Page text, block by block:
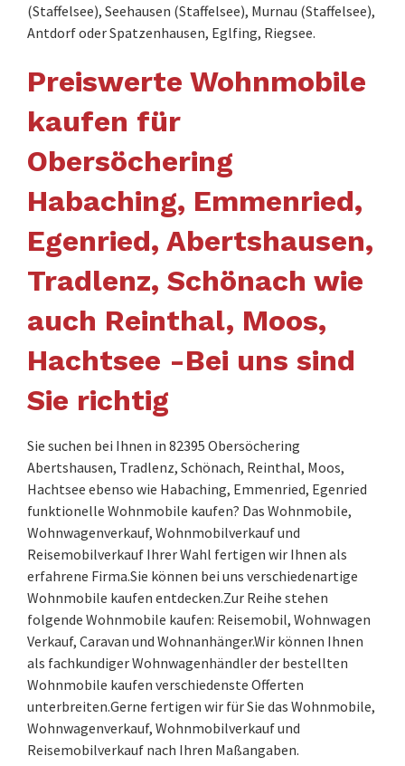
(Staffelsee), Seehausen (Staffelsee), Murnau (Staffelsee),
Antdorf oder Spatzenhausen, Eglfing, Riegsee.
Preiswerte Wohnmobile
kaufen für
Obersöchering
Habaching, Emmenried,
Egenried, Abertshausen,
Tradlenz, Schönach wie
auch Reinthal, Moos,
Hachtsee -Bei uns sind
Sie richtig
Sie suchen bei Ihnen in 82395 Obersöchering
Abertshausen, Tradlenz, Schönach, Reinthal, Moos,
Hachtsee ebenso wie Habaching, Emmenried, Egenried
funktionelle Wohnmobile kaufen? Das Wohnmobile,
Wohnwagenverkauf, Wohnmobilverkauf und
Reisemobilverkauf Ihrer Wahl fertigen wir Ihnen als
erfahrene Firma.Sie können bei uns verschiedenartige
Wohnmobile kaufen entdecken.Zur Reihe stehen
folgende Wohnmobile kaufen: Reisemobil, Wohnwagen
Verkauf, Caravan und Wohnanhänger.Wir können Ihnen
als fachkundiger Wohnwagenhändler der bestellten
Wohnmobile kaufen verschiedenste Offerten
unterbreiten.Gerne fertigen wir für Sie das Wohnmobile,
Wohnwagenverkauf, Wohnmobilverkauf und
Reisemobilverkauf nach Ihren Maßangaben.